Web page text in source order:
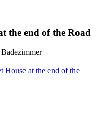
the end of the Road
House at the end of the